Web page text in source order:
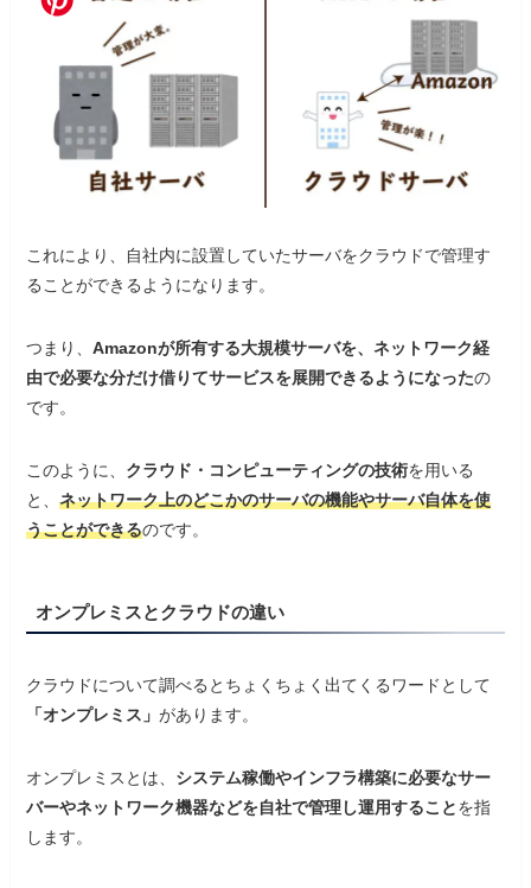
これにより、自社内に設置していたサーバをクラウドで管理す
ることができるようになります。
つまり、Amazonが所有する大規模サーバを、ネットワーク経
由で必要な分だけ借りてサービスを展開できるようになったの
です。
このように、 クラウド・コンピューティングの技術を用いる
と、ネットワーク上のどこかのサーバの機能やサーバ自体を使
うことができるのです。
オンプレミスとクラウドの違い
クラウドについて調べるとちょくちょく出てくるワードとして
「オンプレミス」があります。
オンプレミスとは、 システム稼働やインフラ構築に必要なサー
バーやネットワーク機器などを自社で管理し運用することを指
します。